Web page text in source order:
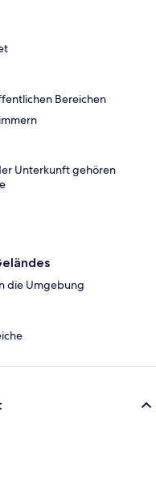
Bereichen
Unterkunft gehören
die Umgebung